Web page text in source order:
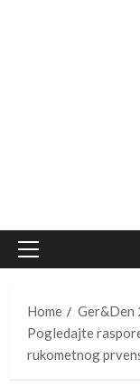
Primary
Home
Ger&Den
Pogledajte
rukometnog